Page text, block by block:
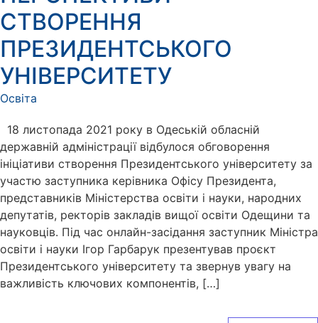
СТВОРЕННЯ
ПРЕЗИДЕНТСЬКОГО
УНІВЕРСИТЕТУ
Освіта
18 листопада 2021 року в Одеській обласній
державній адміністрації відбулося обговорення
ініціативи створення Президентського університету за
участю заступника керівника Офісу Президента,
представників Міністерства освіти і науки, народних
депутатів, ректорів закладів вищої освіти Одещини та
науковців. Під час онлайн-засідання заступник Міністра
освіти і науки Ігор Гарбарук презентував проєкт
Президентського університету та звернув увагу на
важливість ключових компонентів, […]